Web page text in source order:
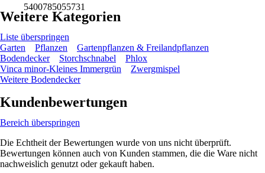
5400785055731
Weitere Kategorien
Liste überspringen
Garten
Pflanzen
Gartenpflanzen & Freilandpflanzen
Bodendecker
Storchschnabel
Phlox
Vinca minor-Kleines Immergrün
Zwergmispel
Weitere Bodendecker
Kundenbewertungen
Bereich überspringen
Die Echtheit der Bewertungen wurde von uns nicht überprüft.
Bewertungen können auch von Kunden stammen, die die Ware nicht
nachweislich genutzt oder gekauft haben.